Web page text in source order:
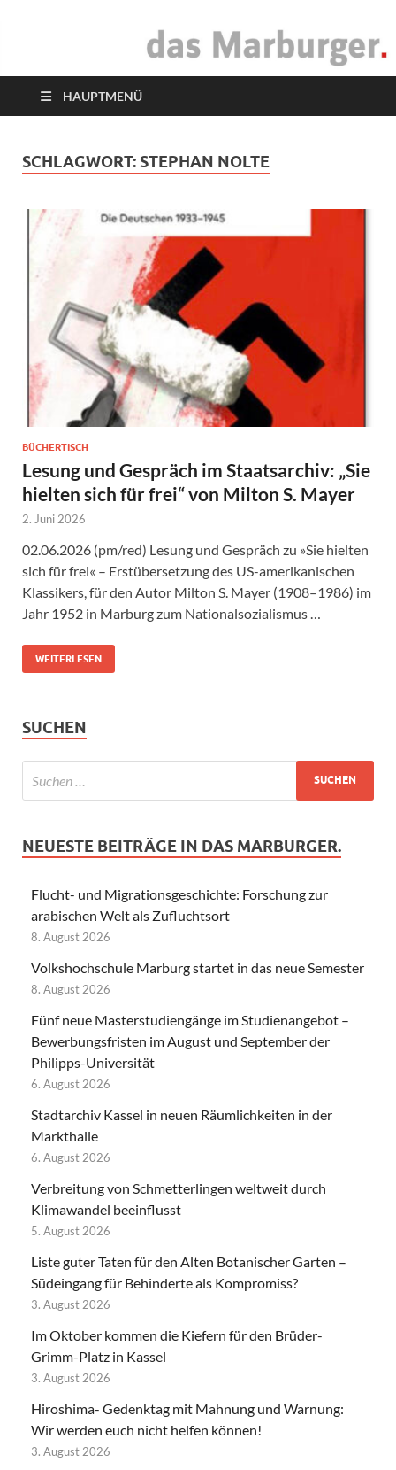
das Marburger.
HAUPTMENÜ
SCHLAGWORT: STEPHAN NOLTE
BÜCHERTISCH
Lesung und Gespräch im Staatsarchiv: „Sie
hielten sich für frei“ von Milton S. Mayer
2. Juni 2026
02.06.2026 (pm/red) Lesung und Gespräch zu »Sie hielten
sich für frei« – Erstübersetzung des US-amerikanischen
Klassikers, für den Autor Milton S. Mayer (1908–1986) im
Jahr 1952 in Marburg zum Nationalsozialismus …
WEITERLESEN
SUCHEN
NEUESTE BEITRÄGE IN DAS MARBURGER.
Flucht- und Migrationsgeschichte: Forschung zur
arabischen Welt als Zufluchtsort
8. August 2026
Volkshochschule Marburg startet in das neue Semester
8. August 2026
Fünf neue Masterstudiengänge im Studienangebot –
Bewerbungsfristen im August und September der
Philipps-Universität
6. August 2026
Stadtarchiv Kassel in neuen Räumlichkeiten in der
Markthalle
6. August 2026
Verbreitung von Schmetterlingen weltweit durch
Klimawandel beeinflusst
5. August 2026
Liste guter Taten für den Alten Botanischer Garten –
Südeingang für Behinderte als Kompromiss?
3. August 2026
Im Oktober kommen die Kiefern für den Brüder-
Grimm-Platz in Kassel
3. August 2026
Hiroshima- Gedenktag mit Mahnung und Warnung:
Wir werden euch nicht helfen können!
3. August 2026